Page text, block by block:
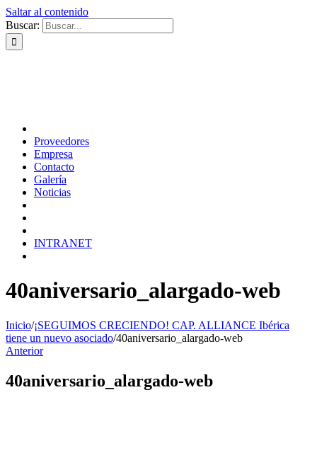
Saltar al contenido
Buscar:
Proveedores
Empresa
Contacto
Galería
Noticias
INTRANET
40aniversario_alargado-web
Inicio/¡SEGUIMOS CRECIENDO! CAP. ALLIANCE Ibérica
tiene un nuevo asociado/40aniversario_alargado-web
Anterior
40aniversario_alargado-web